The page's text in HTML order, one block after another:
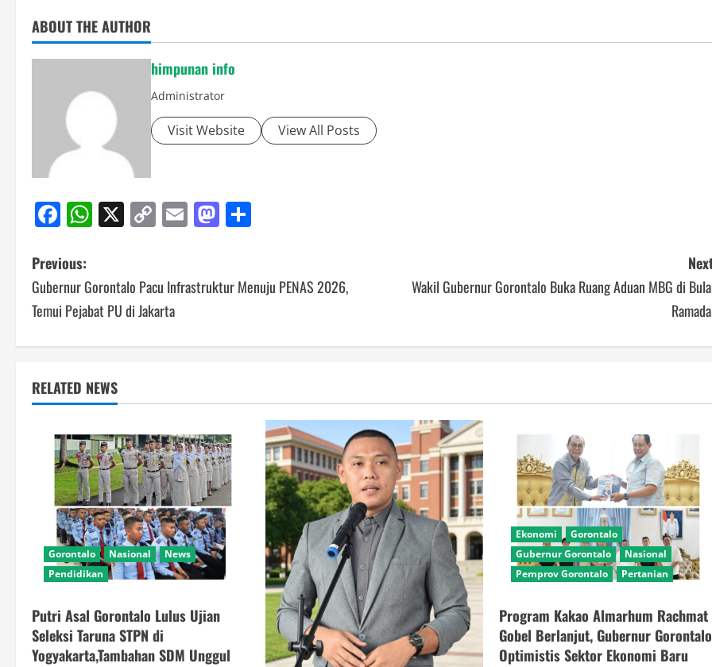
ABOUT THE AUTHOR
himpunan info
Administrator
Visit Website View All Posts
Facebook
WhatsApp
X CopyEmailMastodon
Post
navigation
Previous:
Gubernur Gorontalo Pacu Infrastruktur Menuju PENAS 2026,
Temui Pejabat PU di Jakarta
Wakil Gubernur Gorontalo Buka Ruang Aduan MBG di
RELATED NEWS
Gorontalo Nasional
News
Pendidikan
Putri Asal Gorontalo Lulus Ujian
Seleksi Taruna STPN di
Yogyakarta,Tambahan SDM Unggul
Ekonomi
Gorontalo
Gubernur Gorontalo
Nasional
Pemprov Gorontalo
Pertanian
Program Kakao Almarhum Rachmat
Gobel Berlanjut, Gubernur Gorontalo
Optimistis Sektor Ekonomi Baru